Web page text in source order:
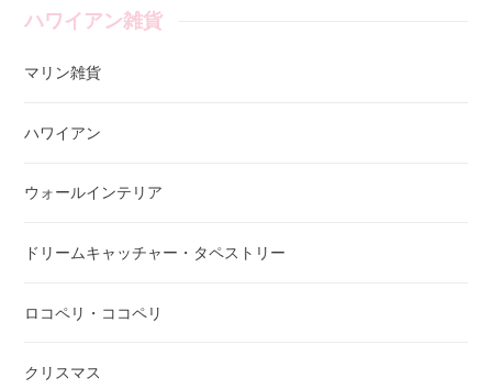
ハワイアン雑貨
マリン雑貨
ハワイアン
ウォールインテリア
ドリームキャッチャー・タペストリー
ロコペリ・ココペリ
クリスマス